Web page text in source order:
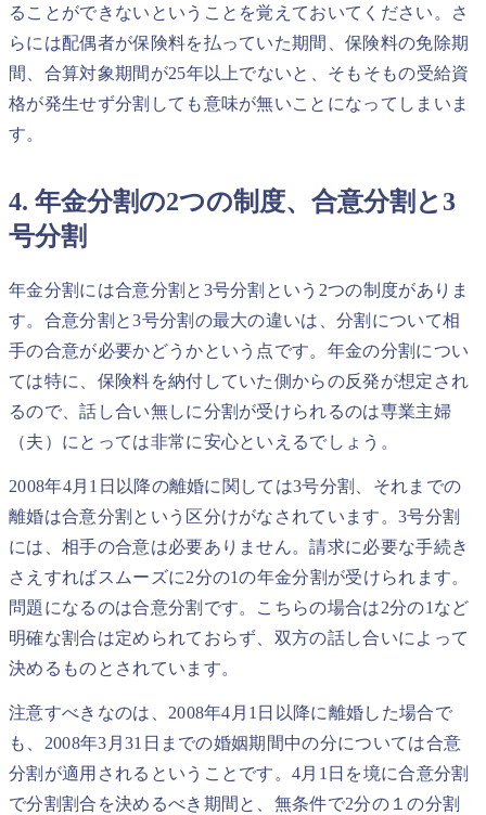
ることができないということを覚えておいてください。さ
らには配偶者が保険料を払っていた期間、保険料の免除期
間、合算対象期間が25年以上でないと、そもそもの受給資
格が発生せず分割しても意味が無いことになってしまいま
す。
4. 年金分割の2つの制度、合意分割と3
号分割
年金分割には合意分割と3号分割という2つの制度がありま
す。合意分割と3号分割の最大の違いは、分割について相
手の合意が必要かどうかという点です。年金の分割につい
ては特に、保険料を納付していた側からの反発が想定され
るので、話し合い無しに分割が受けられるのは専業主婦
（夫）にとっては非常に安心といえるでしょう。
2008年4月1日以降の離婚に関しては3号分割、それまでの
離婚は合意分割という区分けがなされています。3号分割
には、相手の合意は必要ありません。請求に必要な手続き
さえすればスムーズに2分の1の年金分割が受けられます。
問題になるのは合意分割です。こちらの場合は2分の1など
明確な割合は定められておらず、双方の話し合いによって
決めるものとされています。
注意すべきなのは、2008年4月1日以降に離婚した場合で
も、2008年3月31日までの婚姻期間中の分については合意
分割が適用されるということです。4月1日を境に合意分割
で分割割合を決めるべき期間と、無条件で2分の１の分割